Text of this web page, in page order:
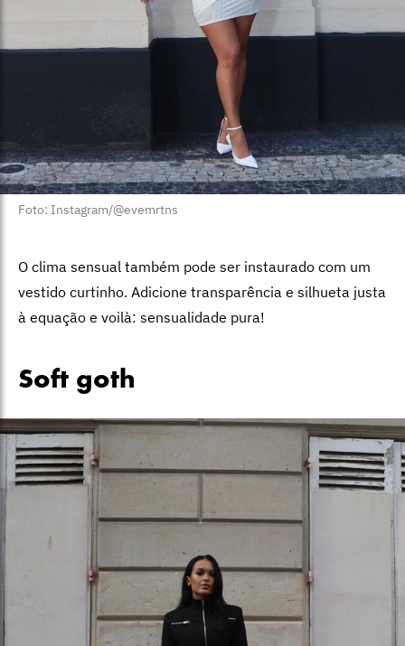
Foto: Instagram/@evemrtns
O clima sensual também pode ser instaurado com um
vestido curtinho. Adicione transparência e silhueta justa
à equação e voilà: sensualidade pura!
Soft goth